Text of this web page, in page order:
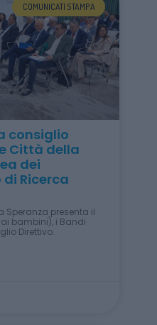
COMUNICATI STAMPA
consiglio
Città della
dei
Ricerca
Speranza presenta il
ai bambini), i Bandi
Direttivo.